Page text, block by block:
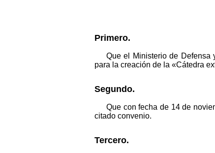
Primero.
Que el Ministerio de Defensa
para la creación de la «Cátedra
Segundo.
Que con fecha de 14 de
citado convenio.
Tercero.